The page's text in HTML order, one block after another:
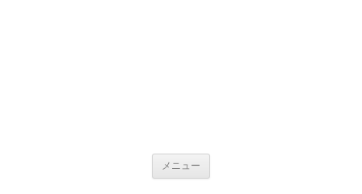
メニュー コンテンツへ移動